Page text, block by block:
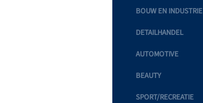
BOUW EN INDUSTRIE
DETAILHANDEL
AUTOMOTIVE
BEAUTY
SPORT/RECREATIE